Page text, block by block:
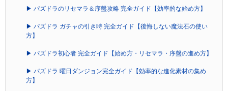
▶ パズドラのリセマラ＆序盤攻略 完全ガイド【効率的な始め方】
▶ パズドラ ガチャの引き時 完全ガイド【後悔しない魔法石の使い
方】
▶ パズドラ初心者 完全ガイド【始め方・リセマラ・序盤の進め方】
▶ パズドラ 曜日ダンジョン完全ガイド【効率的な進化素材の集め
方】